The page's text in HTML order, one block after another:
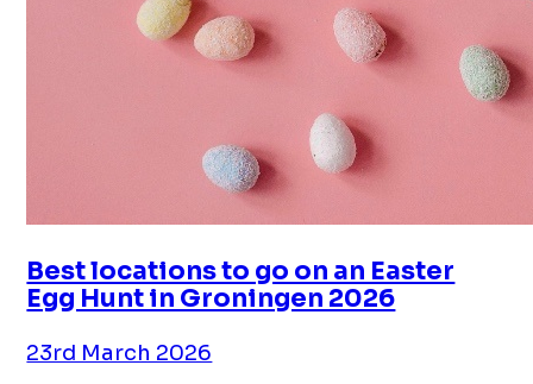
Best locations to go on an Easter
Egg Hunt in Groningen 2026
23rd March 2026